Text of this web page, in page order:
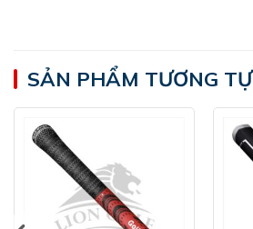
SẢN PHẨM TƯƠNG TỰ